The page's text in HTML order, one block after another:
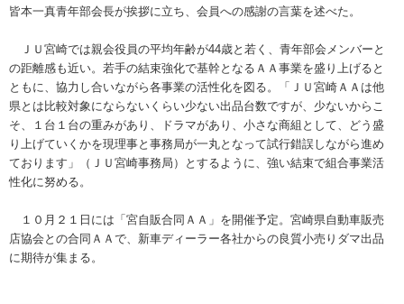
皆本一真青年部会長が挨拶に立ち、会員への感謝の言葉を述べた。
ＪＵ宮崎では親会役員の平均年齢が44歳と若く、青年部会メンバーと
の距離感も近い。若手の結束強化で基幹となるＡＡ事業を盛り上げると
ともに、協力し合いながら各事業の活性化を図る。「ＪＵ宮崎ＡＡは他
県とは比較対象にならないくらい少ない出品台数ですが、少ないからこ
そ、１台１台の重みがあり、ドラマがあり、小さな商組として、どう盛
り上げていくかを現理事と事務局が一丸となって試行錯誤しながら進め
ております」（ＪＵ宮崎事務局）とするように、強い結束で組合事業活
性化に努める。
１０月２１日には「宮自販合同ＡＡ」を開催予定。宮崎県自動車販売
店協会との合同ＡＡで、新車ディーラー各社からの良質小売りダマ出品
に期待が集まる。